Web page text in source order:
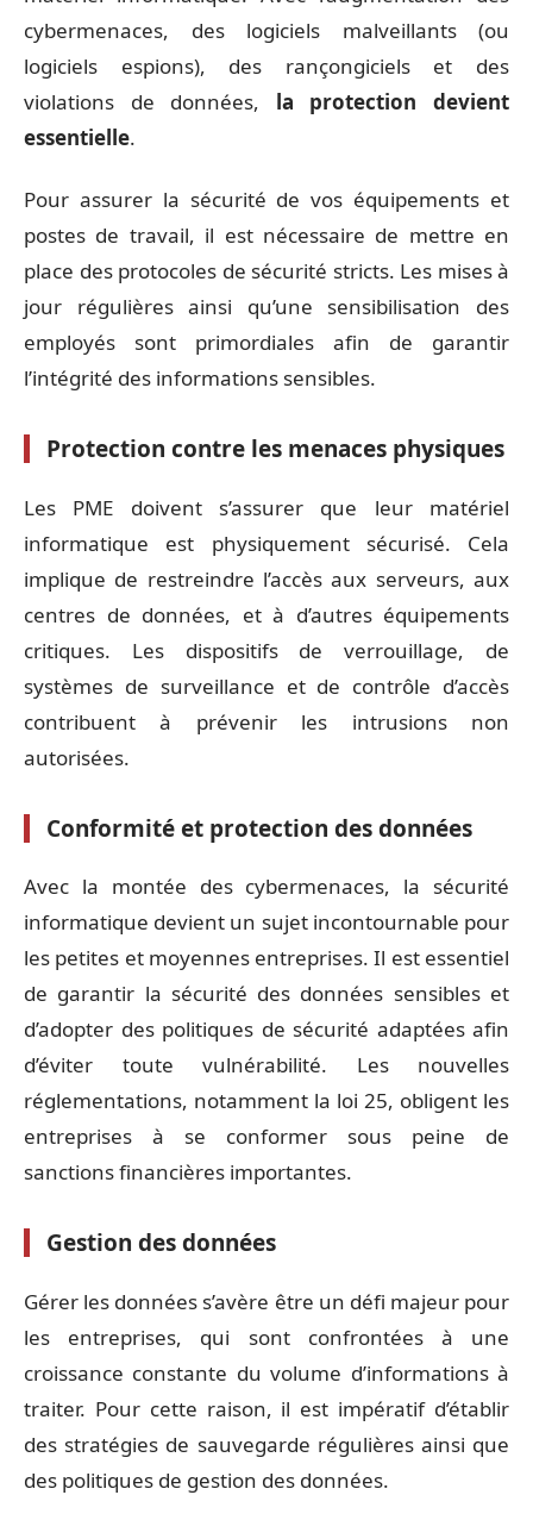
cybermenaces, des logiciels malveillants (ou
logiciels espions), des rançongiciels et des
violations de données, la protection devient
essentielle.
Pour assurer la sécurité de vos équipements et
postes de travail, il est nécessaire de mettre en
place des protocoles de sécurité stricts. Les mises à
jour régulières ainsi qu’une sensibilisation des
employés sont primordiales afin de garantir
l’intégrité des informations sensibles.
Protection contre les menaces physiques
Les PME doivent s’assurer que leur matériel
informatique est physiquement sécurisé. Cela
implique de restreindre l’accès aux serveurs, aux
centres de données, et à d’autres équipements
critiques. Les dispositifs de verrouillage, de
systèmes de surveillance et de contrôle d’accès
contribuent à prévenir les intrusions non
autorisées.
Conformité et protection des données
Avec la montée des cybermenaces, la sécurité
informatique devient un sujet incontournable pour
les petites et moyennes entreprises. Il est essentiel
de garantir la sécurité des données sensibles et
d’adopter des politiques de sécurité adaptées afin
d’éviter toute vulnérabilité. Les nouvelles
réglementations, notamment la loi 25, obligent les
entreprises à se conformer sous peine de
sanctions financières importantes.
Gestion des données
Gérer les données s’avère être un défi majeur pour
les entreprises, qui sont confrontées à une
croissance constante du volume d’informations à
traiter. Pour cette raison, il est impératif d’établir
des stratégies de sauvegarde régulières ainsi que
des politiques de gestion des données.